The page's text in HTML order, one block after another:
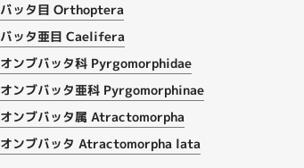
バッタ目 Orthoptera
バッタ亜目 Caelifera
オンブバッタ科 Pyrgomorphidae
オンブバッタ亜科 Pyrgomorphinae
オンブバッタ属 Atractomorpha
オンブバッタ Atractomorpha lata